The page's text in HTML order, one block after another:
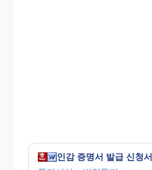
인감 증명서 발급 신청서